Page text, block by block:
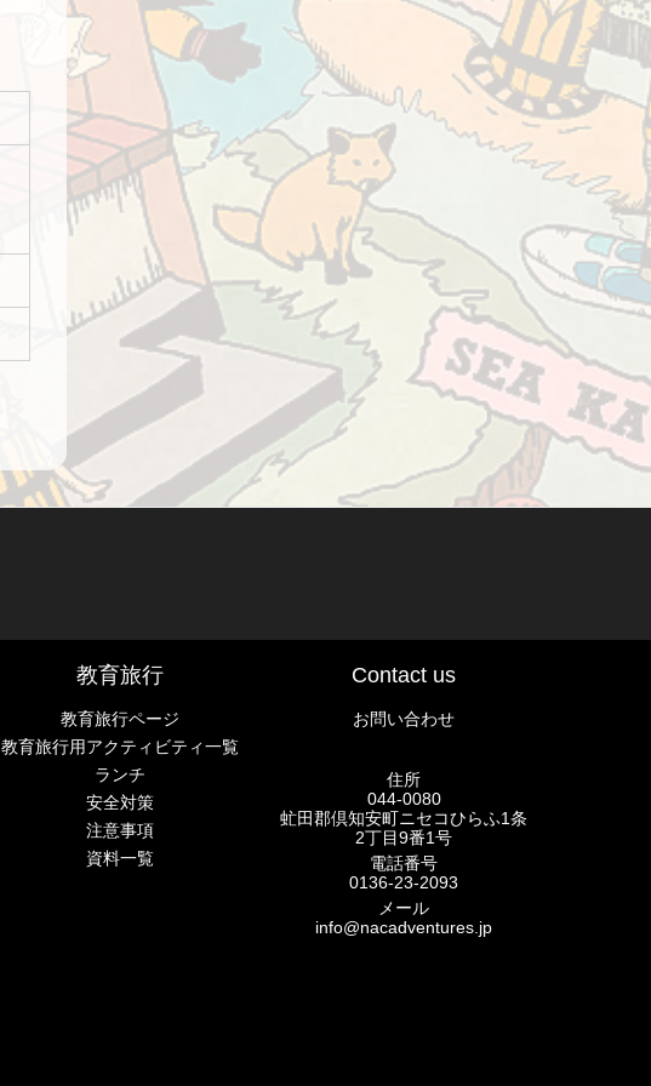
教育旅行
教育旅行ページ
教育旅行用アクティビティ一覧
ランチ
安全対策
注意事項
資料一覧
Contact us
お問い合わせ
住所
044-0080
虻田郡倶知安町ニセコひらふ1条
2丁目9番1号
電話番号
0136-23-2093
メール
info@nacadventures.jp